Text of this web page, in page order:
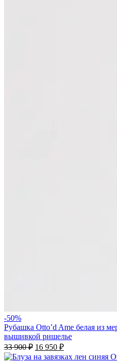
-50%
Рубашка Otto’d Ame белая из
вышивкой ришелье
33 900₽ 16 950 ₽